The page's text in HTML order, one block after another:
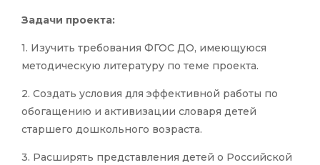
Задачи проекта:
1. Изучить требования ФГОС ДО, имеющуюся
методическую литературу по теме проекта.
2. Создать условия для эффективной работы по
обогащению и активизации словаря детей
старшего дошкольного возраста.
3. Расширять представления детей о Российской